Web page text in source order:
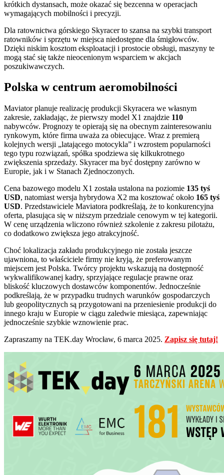
krótkich dystansach, może okazać się bezcenna w operacjach
wymagających mobilności i precyzji.
Dla ratownictwa górskiego Skyracer to szansa na szybki transport
ratowników i sprzętu w miejsca niedostępne dla śmigłowców.
Dzięki niskim kosztom eksploatacji i prostocie obsługi, maszyny te
mogą stać się także nieocenionym wsparciem w akcjach
poszukiwawczych.
Polska w centrum aeromobilności
Maviator planuje realizację produkcji Skyracera we własnym
zakresie, zakładając, że pierwszy model X1 znajdzie 110
nabywców. Prognozy te opierają się na obecnym zainteresowaniu
rynkowym, które firma uważa za obiecujące. Wraz z premierą
kolejnych wersji „latającego motocykla” i wzrostem popularności
tego typu rozwiązań, spółka spodziewa się kilkukrotnego
zwiększenia sprzedaży. Skyracer ma być dostępny zarówno w
Europie, jak i w Stanach Zjednoczonych.
Cena bazowego modelu X1 została ustalona na poziomie 135 tyś
USD, natomiast wersja hybrydowa X2 ma kosztować około 165 tyś
USD. Przedstawiciele Maviatora podkreślają, że to konkurencyjna
oferta, plasująca się w niższym przedziale cenowym w tej kategorii.
W cenę urządzenia wliczono również szkolenie z zakresu pilotażu,
co dodatkowo zwiększa jego atrakcyjność.
Choć lokalizacja zakładu produkcyjnego nie została jeszcze
ujawniona, to właściciele firmy nie kryją, że preferowanym
miejscem jest Polska. Twórcy projektu wskazują na dostępność
wykwalifikowanej kadry, sprzyjające regulacje prawne oraz
bliskość kluczowych dostawców komponentów. Jednocześnie
podkreślają, że w przypadku trudnych warunków gospodarczych
lub geopolitycznych są przygotowani na przeniesienie produkcji do
innego kraju w Europie w ciągu zaledwie miesiąca, zapewniając
jednocześnie szybkie wznowienie prac.
Zapraszamy na TEK.day Wrocław, 6 marca 2025. Zapisz się tutaj!